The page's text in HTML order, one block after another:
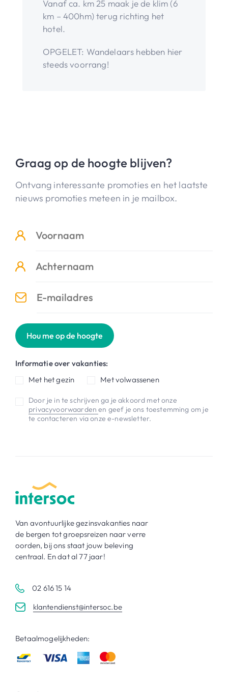
Vanaf ca. km 25 maak je de klim (6
km – 400hm) terug richting het
hotel.
OPGELET: Wandelaars hebben hier
steeds voorrang!
Graag op de hoogte blijven?
Ontvang interessante promoties en het laatste
nieuws promoties meteen in je mailbox.
Hou me op de hoogte
Informatie over vakanties:
Met het gezin
Met volwassenen
Door je in te schrijven ga je akkoord met onze
privacyvoorwaardenen geef je ons toestemming om je
te contacteren via onze e-newsletter.
Van avontuurlijke gezinsvakanties naar
de bergen tot groepsreizen naar verre
oorden, bij ons staat jouw beleving
centraal. En dat al 77 jaar!
02 616 15 14
klantendienst@intersoc.be
Betaalmogelijkheden: